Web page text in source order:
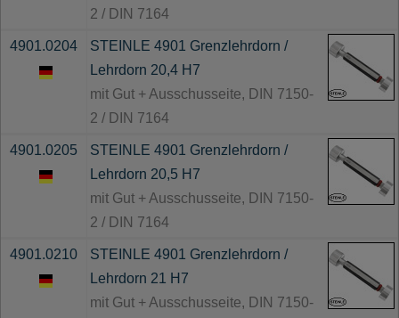
2 / DIN 7164
4901.0204
STEINLE 4901 Grenzlehrdorn /
Lehrdorn 20,4 H7
mit Gut + Ausschusseite, DIN 7150-
2 / DIN 7164
4901.0205
STEINLE 4901 Grenzlehrdorn /
Lehrdorn 20,5 H7
mit Gut + Ausschusseite, DIN 7150-
2 / DIN 7164
4901.0210
STEINLE 4901 Grenzlehrdorn /
Lehrdorn 21 H7
mit Gut + Ausschusseite, DIN 7150-